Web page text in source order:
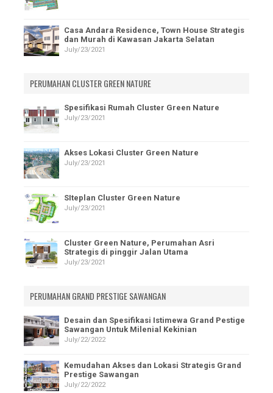
Casa Andara Residence, Town House Strategis
dan Murah di Kawasan Jakarta Selatan
July/23/2021
PERUMAHAN CLUSTER GREEN NATURE
Spesifikasi Rumah Cluster Green Nature
July/23/2021
Akses Lokasi Cluster Green Nature
July/23/2021
SIteplan Cluster Green Nature
July/23/2021
Cluster Green Nature, Perumahan Asri
Strategis di pinggir Jalan Utama
July/23/2021
PERUMAHAN GRAND PRESTIGE SAWANGAN
Desain dan Spesifikasi Istimewa Grand Pestige
Sawangan Untuk Milenial Kekinian
July/22/2022
Kemudahan Akses dan Lokasi Strategis Grand
Prestige Sawangan
July/22/2022